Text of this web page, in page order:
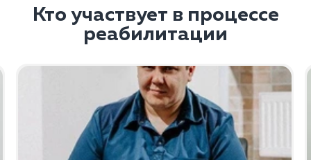
Кто участвует в процессе
реабилитации